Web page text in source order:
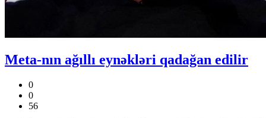
Meta-nın ağıllı eynəkləri qadağan edilir
0
0
56